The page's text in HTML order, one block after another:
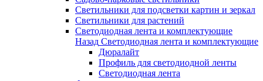
Светильники для подсветки картин и зеркал
Светильники для растений
Светодиодная лента и комплектующие
Назад Светодиодная лента и комплектующие
Дюралайт
Профиль для светодиодной ленты
Светодиодная лента